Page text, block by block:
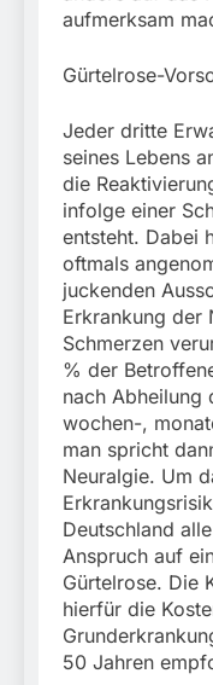
aufmerksam
Gürtelrose-
Jeder dritte
seines Lebens
die
infolge einer
entsteht. Dabei
oftmals
juckenden
Erkrankung der
Schmerzen
% der
nach Abheilung
wochen-,
man spricht
Neuralgie. Um
Deutschland
Anspruch auf
Gürtelrose. Die
hierfür die
50 Jahren